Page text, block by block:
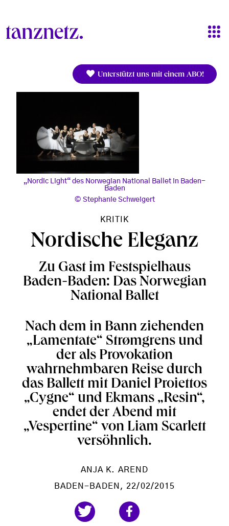
Unterstützt uns mit einem ABO!
„Nordic Light“ des Norwegian National Ballet in Baden-
Baden
Stephanie Schweigert
KRITIK
Nordische Eleganz
Zu Gast im Festspielhaus
Baden-Baden: Das Norwegian
National Ballet
Nach dem in Bann ziehenden
„Lamentate“ Strømgrens und
der als Provokation
wahrnehmbaren Reise durch
das Ballett mit Daniel Proiettos
„Cygne“ und Ekmans „Resin“,
endet der Abend mit
„Vespertine“ von Liam Scarlett
versöhnlich.
ANJA K. AREND
BADEN-BADEN , 22/02/2015